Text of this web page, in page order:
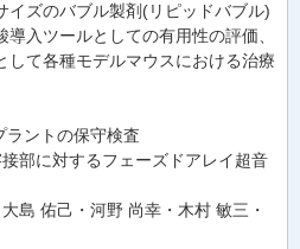
イズのバブル製剤(リピッドバブル)
入ツールとしての有用性の評価、
して各種モデルマウスにおける治療
ラントの保守検査
部に対するフェーズドアレイ超音
島 佑己・河野 尚幸・木村 敏三・